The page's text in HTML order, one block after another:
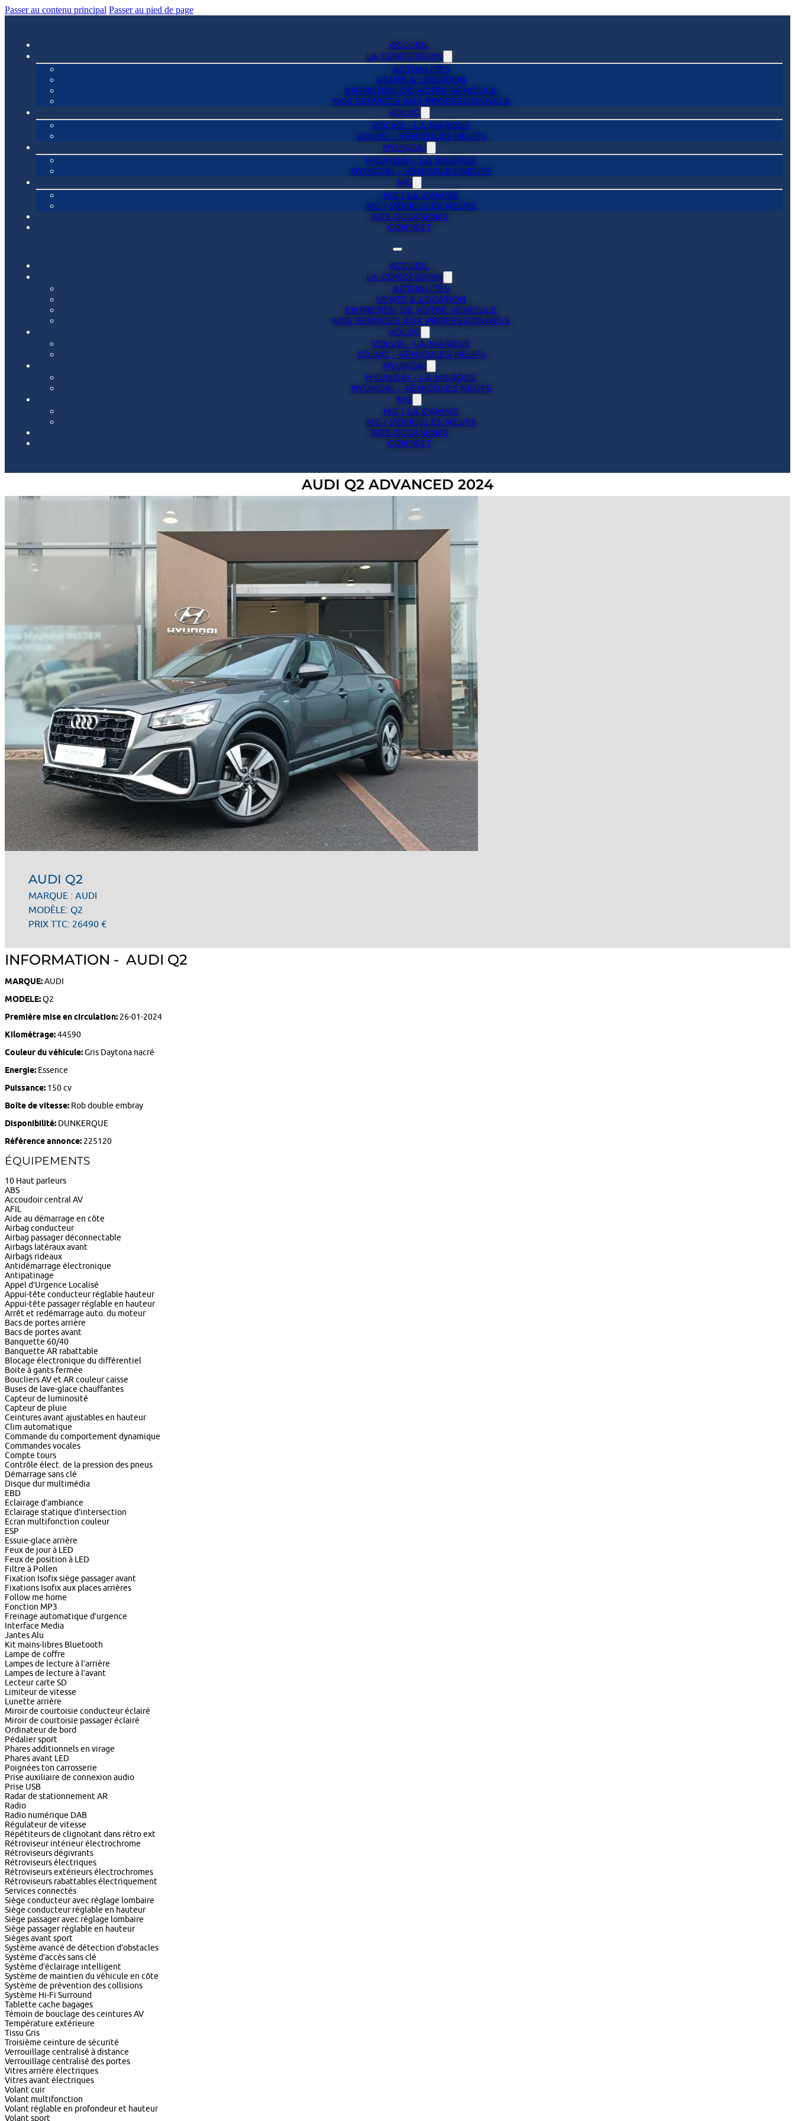
Passer au contenu principal Passer au pied de page
ACCUEIL
LA CONCESSION
ACTUALITÉS
VENTE & LOCATION
ENTRETIEN DE VOTRE VÉHICULE
NOS SERVICES AUX PROFESSIONNELS
VOLVO
VOLVO – LA MARQUE
VOLVO – VÉHICULES NEUFS
HYUNDAI
HYUNDAI – LA MARQUE
HYUNDAI – VÉHICULES NEUFS
MG
MG | LA GAMME
MG | VÉHICULES NEUFS
NOS OCCASIONS
CONTACT
ACCUEIL
LA CONCESSION
ACTUALITÉS
VENTE & LOCATION
ENTRETIEN DE VOTRE VÉHICULE
NOS SERVICES AUX PROFESSIONNELS
VOLVO
VOLVO – LA MARQUE
VOLVO – VÉHICULES NEUFS
HYUNDAI
HYUNDAI – LA MARQUE
HYUNDAI – VÉHICULES NEUFS
MG
MG | LA GAMME
MG | VÉHICULES NEUFS
NOS OCCASIONS
CONTACT
AUDI Q2 ADVANCED 2024
AUDI Q2
MARQUE : AUDI
MODÈLE: Q2
PRIX TTC: 26490 €
INFORMATION - AUDI Q2
MARQUE:AUDI
MODELE:Q2
Première mise en circulation: 26-01-2024
Kilométrage:44590
Couleur du véhicule:Gris Daytona nacré
Energie: Essence
Puissance: 150 cv
Boîte de vitesse: Rob double embray
Disponibilité: DUNKERQUE
Référence annonce: 225120
ÉQUIPEMENTS
10 Haut parleurs
ABS
Accoudoir central AV
AFIL
Aide au démarrage en côte
Airbag conducteur
Airbag passager déconnectable
Airbags latéraux avant
Airbags rideaux
Antidémarrage électronique
Antipatinage
Appel d’Urgence Localisé
Appui-tête conducteur réglable hauteur
Appui-tête passager réglable en hauteur
Arrêt et redémarrage auto. du moteur
Bacs de portes arrière
Bacs de portes avant
Banquette 60/40
Banquette AR rabattable
Blocage électronique du différentiel
Boite à gants fermée
Boucliers AV et AR couleur caisse
Buses de lave-glace chauffantes
Capteur de luminosité
Capteur de pluie
Ceintures avant ajustables en hauteur
Clim automatique
Commande du comportement dynamique
Commandes vocales
Compte tours
Contrôle élect. de la pression des pneus
Démarrage sans clé
Disque dur multimédia
EBD
Eclairage d’ambiance
Eclairage statique d’intersection
Ecran multifonction couleur
ESP
Essuie-glace arrière
Feux de jour à LED
Feux de position à LED
Filtre à Pollen
Fixation Isofix siège passager avant
Fixations Isofix aux places arrières
Follow me home
Fonction MP3
Freinage automatique d’urgence
Interface Media
Jantes Alu
Kit mains-libres Bluetooth
Lampe de coffre
Lampes de lecture à l’arrière
Lampes de lecture à l’avant
Lecteur carte SD
Limiteur de vitesse
Lunette arrière
Miroir de courtoisie conducteur éclairé
Miroir de courtoisie passager éclairé
Ordinateur de bord
Pédalier sport
Phares additionnels en virage
Phares avant LED
Poignées ton carrosserie
Prise auxiliaire de connexion audio
Prise USB
Radar de stationnement AR
Radio
Radio numérique DAB
Régulateur de vitesse
Répétiteurs de clignotant dans rétro ext
Rétroviseur intérieur électrochrome
Rétroviseurs dégivrants
Rétroviseurs électriques
Rétroviseurs extérieurs électrochromes
Rétroviseurs rabattables électriquement
Services connectés
Siège conducteur avec réglage lombaire
Siège conducteur réglable en hauteur
Siège passager avec réglage lombaire
Siège passager réglable en hauteur
Sièges avant sport
Système avancé de détection d’obstacles
Système d’accès sans clé
Système d’éclairage intelligent
Système de maintien du véhicule en côte
Système de prévention des collisions
Système Hi-Fi Surround
Tablette cache bagages
Témoin de bouclage des ceintures AV
Température extérieure
Tissu Gris
Troisième ceinture de sécurité
Verrouillage centralisé à distance
Verrouillage centralisé des portes
Vitres arrière électriques
Vitres avant électriques
Volant cuir
Volant multifonction
Volant réglable en profondeur et hauteur
Volant sport